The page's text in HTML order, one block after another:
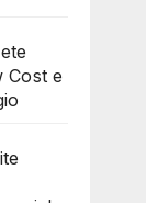
Cost e